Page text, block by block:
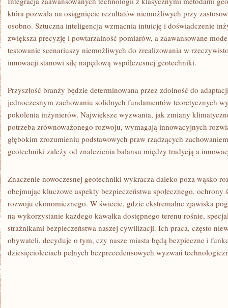
która pozwala na osiągnięcie rezultatów niemożliwych przy
osobno. Sztuczna inteligencja wzmacnia intuicję i doświadczenie
zwiększa precyzję i powtarzalność pomiarów, a zaawansowane
testowanie scenariuszy niemożliwych do zrealizowania w
innowacji stanowi siłę napędową współczesnej geotechniki.
Przyszłość branży będzie determinowana przez zdolność do
jednoczesnym zachowaniu solidnych fundamentów teoretycznych
pokolenia inżynierów. Największe wyzwania, jak zmiany
potrzeba zrównoważonego rozwoju, wymagają innowacyjnych
głębokim zrozumieniu podstawowych praw rządzących
geotechniki zależy od znalezienia balansu między tradycją a
Znaczenie nowoczesnej geotechniki wykracza daleko poza wąsko
obejmując kluczowe aspekty bezpieczeństwa społecznego,
rozwoju ekonomicznego. W świecie, gdzie ekstremalne zjawiska
na wykorzystanie każdego kawałka dostępnego terenu rośnie,
strażnikami bezpieczeństwa naszej cywilizacji. Ich praca, często
obywateli, decyduje o tym, czy nasze miasta będą bezpieczne i
dziesięcioleciach pełnych bezprecedensowych wyzwań